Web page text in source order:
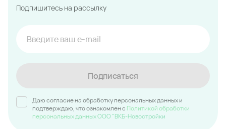
Подпишитесь на рассылку
Подписаться
Даю согласие на обработку персональных данных и
подтверждаю, что ознакомлен c Политикой обработки
персональных данных ООО "ВКБ-Новостройки